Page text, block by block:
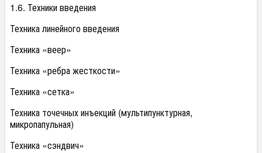
1.6. Техники введения
Техника линейного введения
Техника «веер»
Техника «ребра жесткости»
Техника «сетка»
Техника точечных инъекций (мультипунктурная,
микропапульная)
Техника «сэндвич»